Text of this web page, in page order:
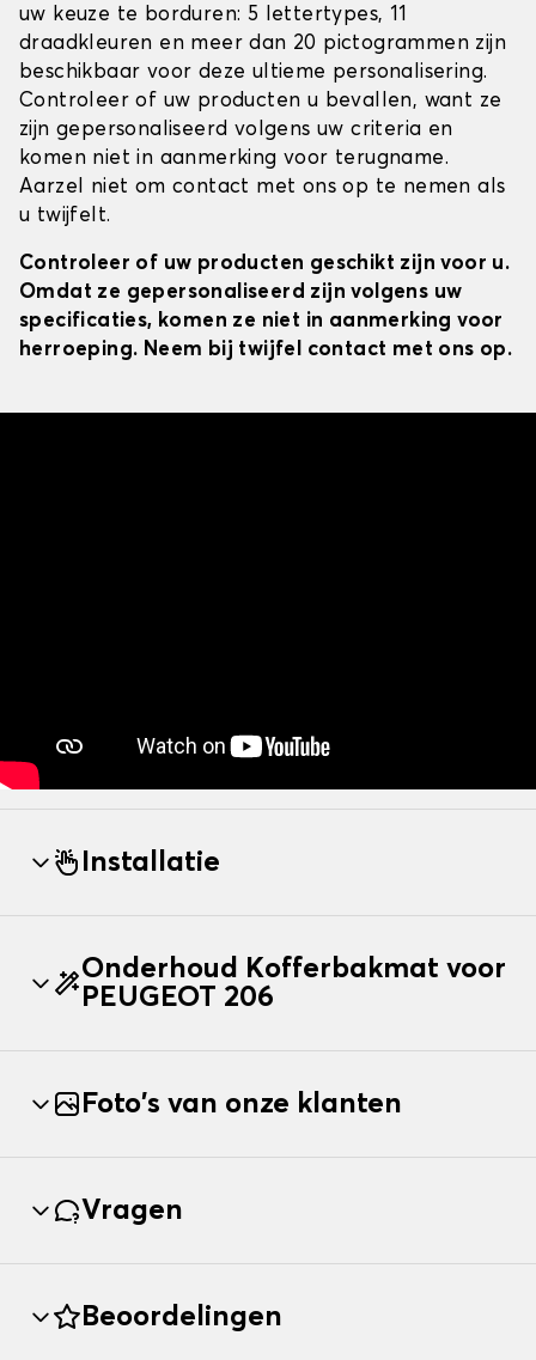
uw keuze te borduren: 5 lettertypes, 11
draadkleuren en meer dan 20 pictogrammen zijn
beschikbaar voor deze ultieme personalisering.
Controleer of uw producten u bevallen, want ze
zijn gepersonaliseerd volgens uw criteria en
komen niet in aanmerking voor terugname.
Aarzel niet om contact met ons op te nemen als
u twijfelt.
Controleer of uw producten geschikt zijn voor u.
Omdat ze gepersonaliseerd zijn volgens uw
specificaties, komen ze niet in aanmerking voor
herroeping. Neem bij twijfel contact met ons op.
Installatie
Onderhoud Kofferbakmat voor
PEUGEOT 206
Foto's van onze klanten
Vragen
Beoordelingen